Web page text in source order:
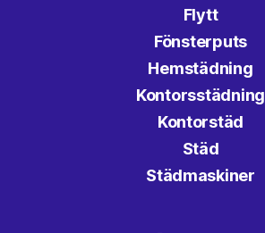
Flytt
Fönsterputs
Hemstädning
Kontorsstädning
Kontorstäd
Städ
Städmaskiner